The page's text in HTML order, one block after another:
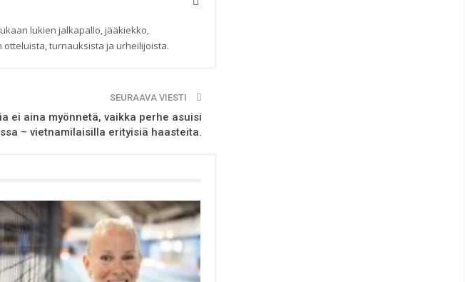
lukien jalkapallo, jääkiekko,
turnauksista ja urheilijoista.
SEURAAVA VIESTI
ei aina myönnetä, vaikka perhe asuisi
– vietnamilaisilla erityisiä haasteita.